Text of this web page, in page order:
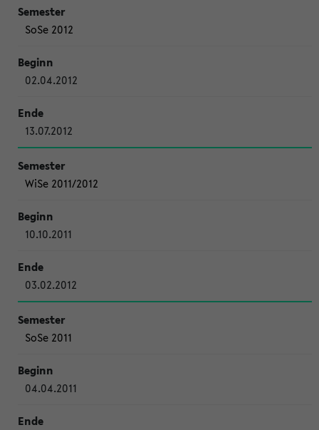
SoSe 2012
02.04.2012
13.07.2012
WiSe 2011/2012
10.10.2011
03.02.2012
SoSe 2011
04.04.2011